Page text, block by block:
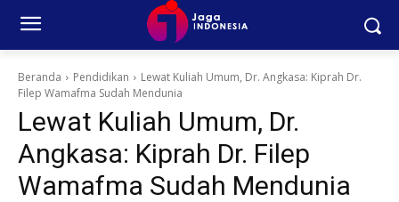
Beranda Pendidikan
Lewat Kuliah Umum, Dr. Angkasa: Kiprah Dr.
Filep Wamafma Sudah Mendunia
Lewat Kuliah Umum, Dr.
Angkasa: Kiprah Dr. Filep
Wamafma Sudah Mendunia